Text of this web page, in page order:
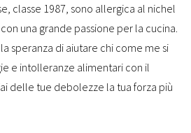
classe 1987, sono allergica al nichel
una grande passione per la cucina.
speranza di aiutare chi come me si
e intolleranze alimentari con il
delle tue debolezze la tua forza più